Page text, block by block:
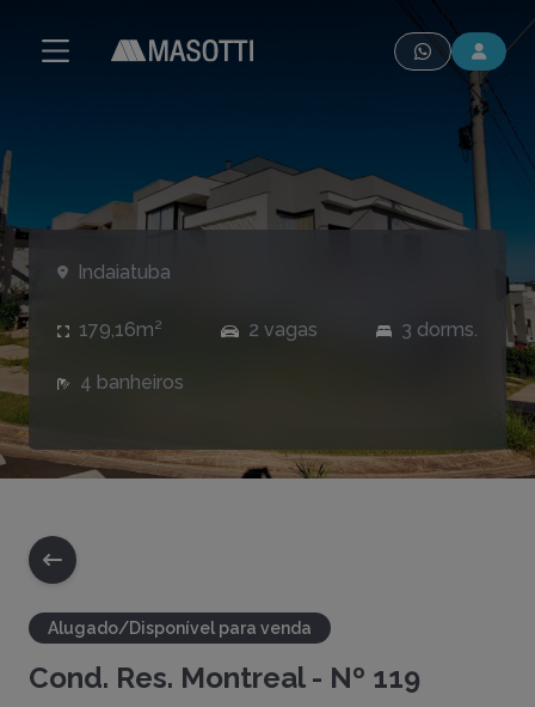
Indaiatuba
179,16m² 2 vagas 3 dorms.
4 banheiros
Alugado/Disponível para venda
Cond. Res. Montreal - Nº 119